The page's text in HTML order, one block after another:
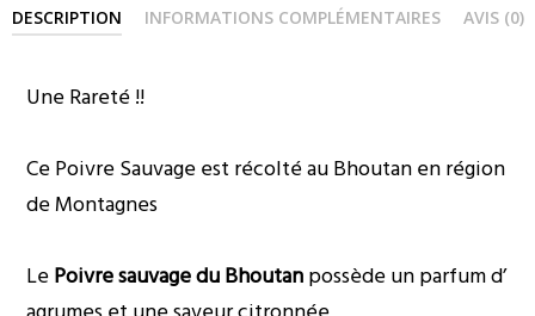
DESCRIPTION INFORMATIONS COMPLÉMENTAIRES AVIS (0)
Une Rareté !!
Ce Poivre Sauvage est récolté au Bhoutan en région
de Montagnes
LePoivre sauvage du Bhoutanpossède un parfum d’